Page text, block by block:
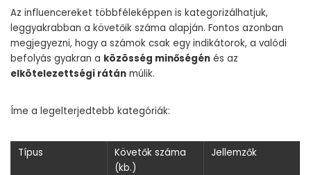
Az influencereket többféleképpen is kategorizálhatjuk,
leggyakrabban a követőik száma alapján. Fontos azonban
megjegyezni, hogy a számok csak egy indikátorok, a valódi
befolyás gyakran a közösség minőségén és az
elkötelezettségi rátán múlik.
Íme a legelterjedtebb kategóriák:
Típus
Követők száma
(kb.)
Jellemzők